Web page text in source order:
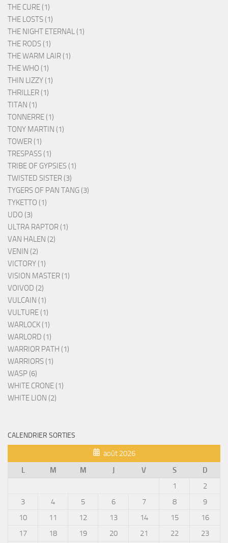
THE CURE (1)
THE LOSTS (1)
THE NIGHT ETERNAL (1)
THE RODS (1)
THE WARM LAIR (1)
THE WHO (1)
THIN LIZZY (1)
THRILLER (1)
TITAN (1)
TONNERRE (1)
TONY MARTIN (1)
TOWER (1)
TRESPASS (1)
TRIBE OF GYPSIES (1)
TWISTED SISTER (3)
TYGERS OF PAN TANG (3)
TYKETTO (1)
UDO (3)
ULTRA RAPTOR (1)
VAN HALEN (2)
VENIN (2)
VICTORY (1)
VISION MASTER (1)
VOIVOD (2)
VULCAIN (1)
VULTURE (1)
WARLOCK (1)
WARLORD (1)
WARRIOR PATH (1)
WARRIORS (1)
WASP (6)
WHITE CRONE (1)
WHITE LION (2)
CALENDRIER SORTIES
août 2026
L
M M J V S D
1
2
3
4 5 6 7 8
9
10
11 12 13 14 15
16
17
18 19 20 21 22
23